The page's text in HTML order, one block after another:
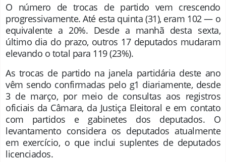
O número de trocas de partido vem crescendo
progressivamente. Até esta quinta (31), eram 102 — o
equivalente a 20%. Desde a manhã desta sexta,
último dia do prazo, outros 17 deputados mudaram
elevando o total para 119 (23%).
As trocas de partido na janela partidária deste ano
vêm sendo confirmadas pelo g1 diariamente, desde
3 de março, por meio de consultas aos registros
oficiais da Câmara, da Justiça Eleitoral e em contato
com partidos e gabinetes dos deputados. O
levantamento considera os deputados atualmente
em exercício, o que inclui suplentes de deputados
licenciados.